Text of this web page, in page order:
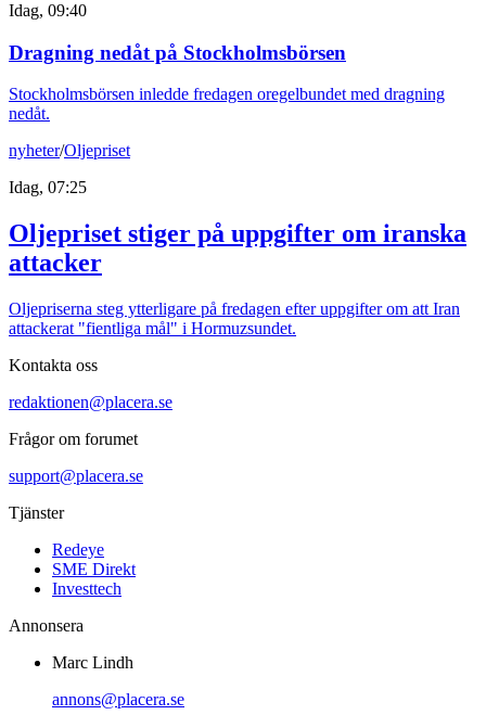
Idag, 09:40
Dragning nedåt på Stockholmsbörsen
Stockholmsbörsen inledde fredagen oregelbundet med dragning
nedåt.
nyheter/Oljepriset
Idag, 07:25
Oljepriset stiger på uppgifter om iranska
attacker
Oljepriserna steg ytterligare på fredagen efter uppgifter om att Iran
attackerat "fientliga mål" i Hormuzsundet.
Kontakta oss
redaktionen@placera.se
Frågor om forumet
support@placera.se
Tjänster
Redeye
SME Direkt
Investtech
Annonsera
Marc Lindh
annons@placera.se